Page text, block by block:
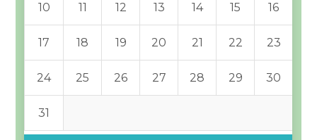
10 11 12 13 14 15 16
17 18 19 20 21 22 23
24 25 26 27 28 29 30
31